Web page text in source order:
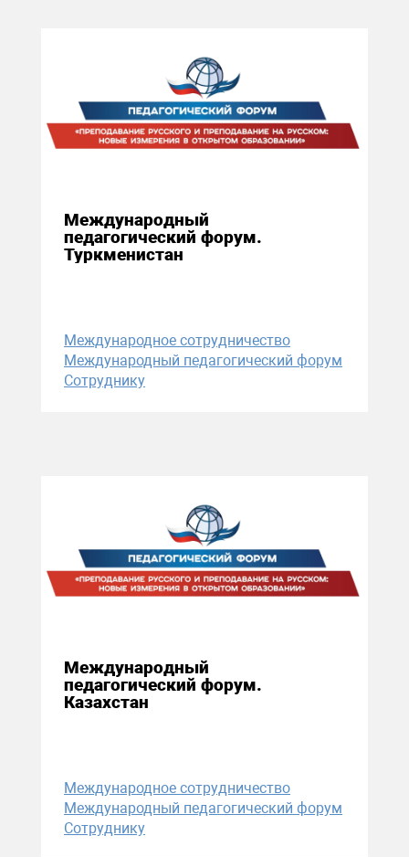
Международный
педагогический форум.
Туркменистан
Международное сотрудничество
Международный педагогический форум
Сотруднику
Международный
педагогический форум.
Казахстан
Международное сотрудничество
Международный педагогический форум
Сотруднику